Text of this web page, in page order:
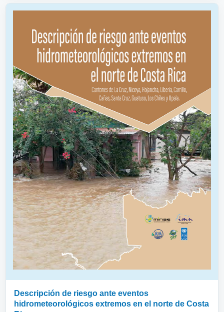
Descripción de riesgo ante eventos
hidrometeorológicos extremos en el norte de Costa